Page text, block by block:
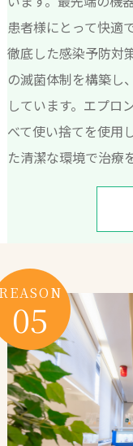
患者様にとって快適
徹底した感染予防対
の滅菌体制を構築し
しています。エプロ
べて使い捨てを使用
た清潔な環境で治療
05